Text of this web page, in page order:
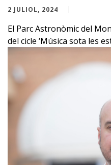
2 JULIOL, 2024
El Parc Astronòmic del
del cicle ‘Música sota les